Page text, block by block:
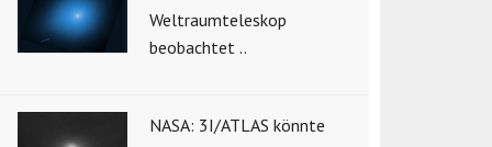
Weltraumteleskop
beobachtet ..
NASA: 3I/ATLAS könnte